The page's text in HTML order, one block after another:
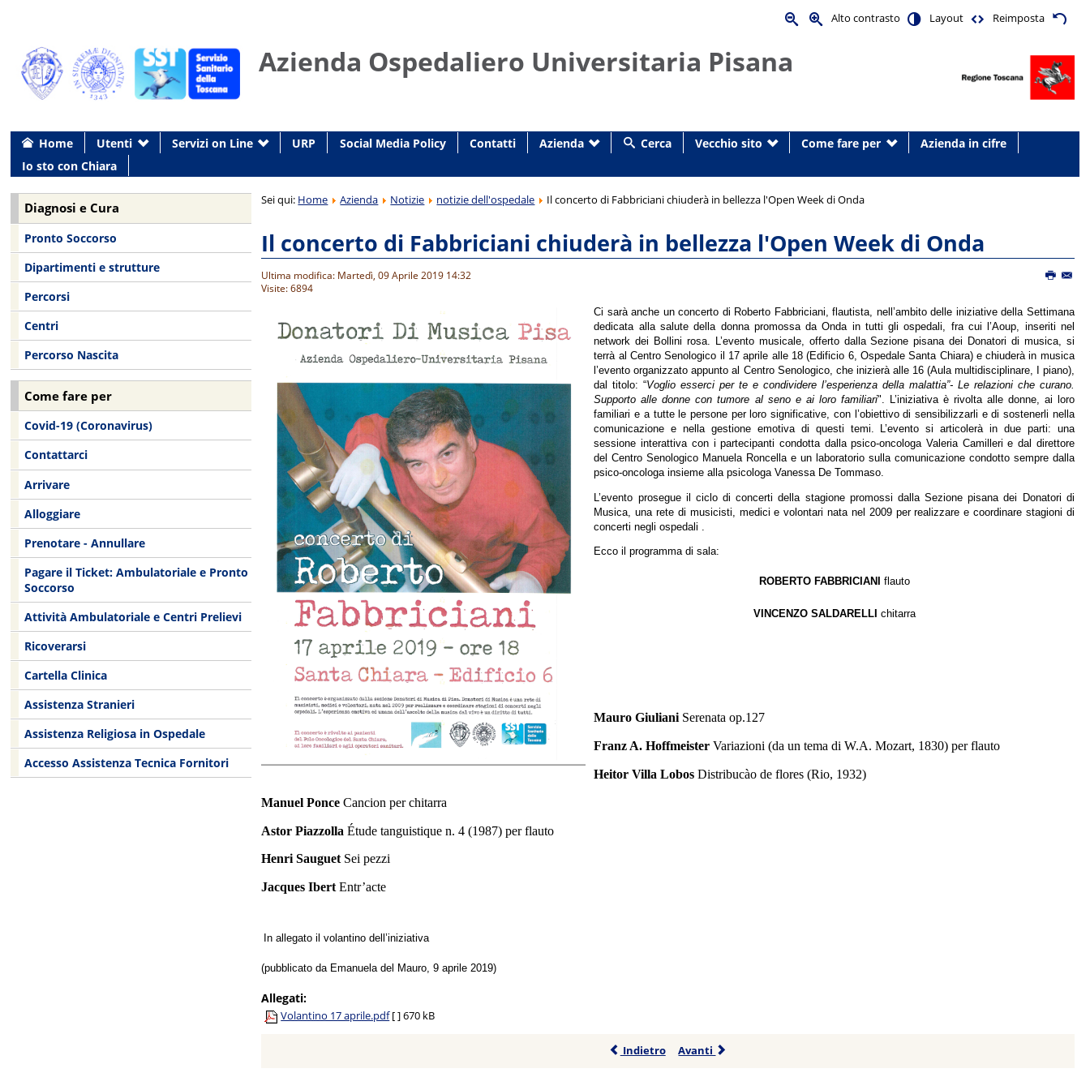
Alto contrasto Layout Reimposta
Azienda Ospedaliero Universitaria Pisana
Home Utenti Servizi on Line URP Social Media Policy Contatti Azienda Cerca Vecchio sito Come fare per
Azienda in cifre
Io sto con Chiara
Sei qui: Home Azienda Notizie notizie dell'ospedale Il concerto di Fabbriciani chiuderà in bellezza l'Open Week di Onda
Il concerto di Fabbriciani chiuderà in bellezza l'Open Week di Onda
Ultima modifica: Martedì, 09 Aprile 2019 14:32
Visite: 6894
Ci sarà anche un concerto di Roberto Fabbriciani, flautista, nell’ambito delle iniziative della Settimana
dedicata alla salute della donna promossa da Onda in tutti gli ospedali, fra cui l’Aoup, inseriti nel
network dei Bollini rosa. L’evento musicale, offerto dalla Sezione pisana dei Donatori di musica, si
terrà al Centro Senologico il 17 aprile alle 18 (Edificio 6, Ospedale Santa Chiara) e chiuderà in musica
l’evento organizzato appunto al Centro Senologico, che inizierà alle 16 (Aula multidisciplinare, I piano),
dal titolo:“Voglio esserci per te e condividere l’esperienza della malattia”- Le relazioni che curano.
Supporto alle donne con tumore al seno e ai loro familiari". L’iniziativa è rivolta alle donne, ai loro
familiari e a tutte le persone per loro significative, con l’obiettivo di sensibilizzarli e di sostenerli nella
comunicazione e nella gestione emotiva di questi temi. L’evento si articolerà in due parti: una
sessione interattiva con i partecipanti condotta dalla psico-oncologa Valeria Camilleri e dal direttore
del Centro Senologico Manuela Roncella e un laboratorio sulla comunicazione condotto sempre dalla
psico-oncologa insieme alla psicologa Vanessa De Tommaso.
L’evento prosegue il ciclo di concerti della stagione promossi dalla Sezione pisana dei Donatori di
Musica, una rete di musicisti, medici e volontari nata nel 2009 per realizzare e coordinare stagioni di
concerti negli ospedali .
Ecco il programma di sala:
ROBERTO FABBRICIANI flauto
VINCENZO SALDARELLI chitarra
Mauro Giuliani Serenata op.127
Franz A. HoffmeisterVariazioni (da un tema di W.A. Mozart, 1830) per flauto
Heitor Villa Lobos Distribucào de flores (Rio, 1932)
Manuel PonceCancion per chitarra
Astor PiazzollaÉtude tanguistique n. 4 (1987) per flauto
Henri Sauguet Sei pezzi
Jacques Ibert Entr’acte
In allegato il volantino dell’iniziativa
(pubblicato da Emanuela del Mauro, 9 aprile 2019)
Allegati:
Volantino 17 aprile.pdf [ ]670 kB
Indietro Avanti
Diagnosi e Cura
Pronto Soccorso
Dipartimenti e strutture
Percorsi
Centri
Percorso Nascita
Come fare per
Covid-19 (Coronavirus)
Contattarci
Arrivare
Alloggiare
Prenotare - Annullare
Pagare il Ticket: Ambulatoriale e Pronto
Soccorso
Attività Ambulatoriale e Centri Prelievi
Ricoverarsi
Cartella Clinica
Assistenza Stranieri
Assistenza Religiosa in Ospedale
Accesso Assistenza Tecnica Fornitori